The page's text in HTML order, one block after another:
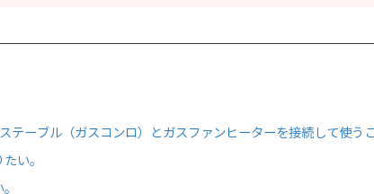
テーブル（ガスコンロ）とガスファンヒーターを接続して使う
い。